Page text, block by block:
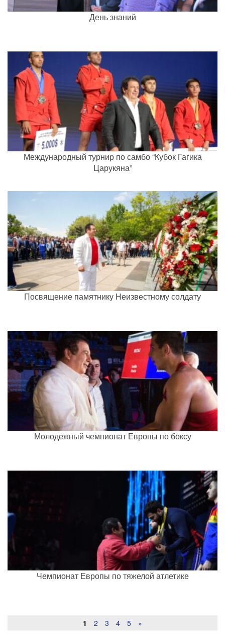
День знаний
Международный турнир по самбо “Кубок Гагика
Царукяна”
Посвящение памятнику Неизвестному солдату
Молодежный чемпионат Европы по боксу
Чемпионат Европы по тяжелой атлетике
1 2 3 4 5 »